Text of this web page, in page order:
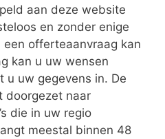
aan deze website
en zonder enige
offerteaanvraag kan
kan u uw wensen
u uw gegevens in. De
doorgezet naar
die in uw regio
meestal binnen 48